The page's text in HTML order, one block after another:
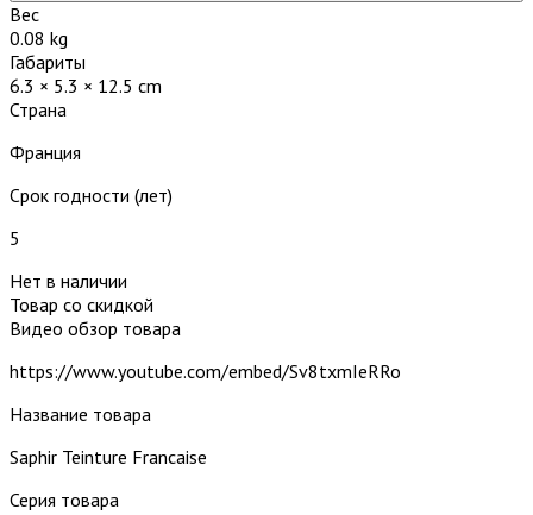
Вес
0.08 kg
Габариты
6.3 × 5.3 × 12.5 cm
Страна
Франция
Срок годности (лет)
5
Нет в наличии
Товар со скидкой
Видео обзор товара
https://www.youtube.com/embed/Sv8txmIeRRo
Название товара
Saphir Teinture Francaise
Серия товара